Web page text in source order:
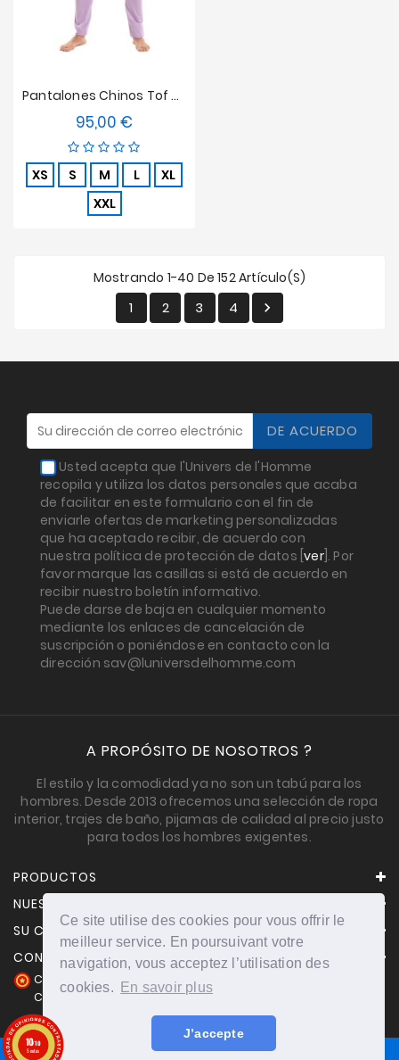
Ce site utilise des cookies pour vous offrir le
meilleur service. En poursuivant votre
navigation, vous acceptez l’utilisation des
cookies.
En savoir plus
J’accepte
Pantalones Chinos Tof Paris - Morado
95,00 €
XS S M L
XL
XXL
Mostrando 1-40 De 152 Artículo(s)
1 2 3 4 
Usted acepta que l'Univers de l'Homme
recopila y utiliza los datos personales que acaba
de facilitar en este formulario con el fin de
enviarle ofertas de marketing personalizadas
que ha aceptado recibir, de acuerdo con
nuestra política de protección de datos [ver]. Por
favor marque las casillas si está de acuerdo en
recibir nuestro boletín informativo.
Puede darse de baja en cualquier momento
mediante los enlaces de cancelación de
suscripción o poniéndose en contacto con la
dirección sav@luniversdelhomme.com
A PROPÓSITO DE NOSOTROS ?
El estilo y la comodidad ya no son un tabú para los
hombres. Desde 2013 ofrecemos una selección de ropa
interior, trajes de baño, pijamas de calidad al precio justo
para todos los hombres exigentes.
PRODUCTOS
NUESTRA EMPRESA
SU CUENTA
CONTACTO
Comerciante aprobado por la Sociedad de Opiniones
Contrastadas,haga clic aquí para mostrar el certificado
10/10
5 notas